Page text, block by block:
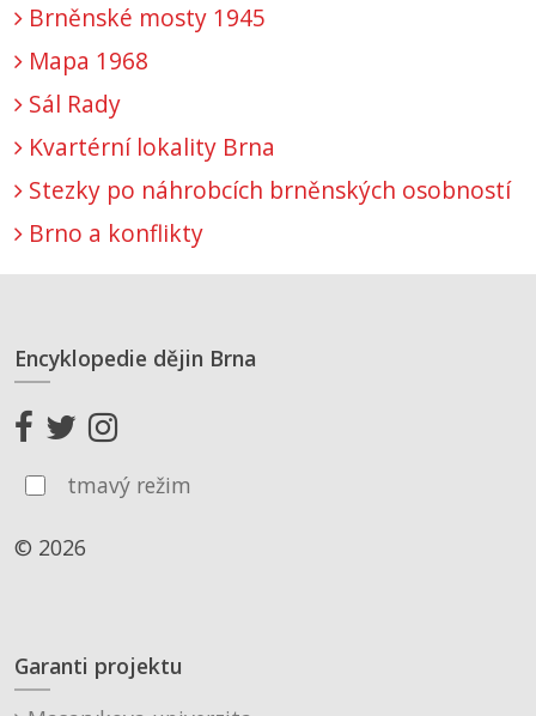
Brněnské mosty 1945
Mapa 1968
Sál Rady
Kvartérní lokality Brna
Stezky po náhrobcích brněnských osobností
Brno a konflikty
Encyklopedie dějin Brna
tmavý režim
© 2026
Garanti projektu